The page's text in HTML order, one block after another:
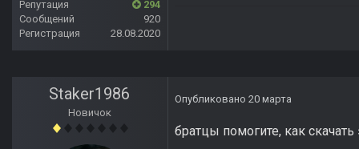
Репутация
294
Сообщений
920
Регистрация
28.08.2020
Staker1986
Новичок
Опубликовано 20 марта
братцы помогите, как